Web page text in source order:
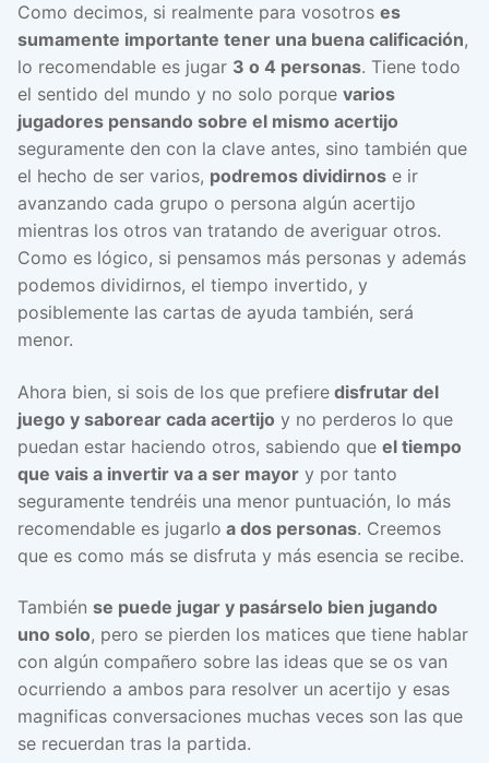
Como decimos, si realmente para vosotros es
sumamente importante tener una buena calificación,
lo recomendable es jugar 3 o 4 personas. Tiene todo
el sentido del mundo y no solo porque varios
jugadores pensando sobre el mismo acertijo
seguramente den con la clave antes, sino también que
el hecho de ser varios, podremos dividirnos e ir
avanzando cada grupo o persona algún acertijo
mientras los otros van tratando de averiguar otros.
Como es lógico, si pensamos más personas y además
podemos dividirnos, el tiempo invertido, y
posiblemente las cartas de ayuda también, será
menor.
Ahora bien, si sois de los que prefiere disfrutar del
juego y saborear cada acertijo y no perderos lo que
puedan estar haciendo otros, sabiendo que el tiempo
que vais a invertir va a ser mayor y por tanto
seguramente tendréis una menor puntuación, lo más
recomendable es jugarlo a dos personas. Creemos
que es como más se disfruta y más esencia se recibe.
También se puede jugar y pasárselo bien jugando
uno solo, pero se pierden los matices que tiene hablar
con algún compañero sobre las ideas que se os van
ocurriendo a ambos para resolver un acertijo y esas
magnificas conversaciones muchas veces son las que
se recuerdan tras la partida.